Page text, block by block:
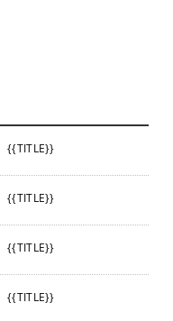
{{TITLE}}
{{TITLE}}
{{TITLE}}
{{TITLE}}